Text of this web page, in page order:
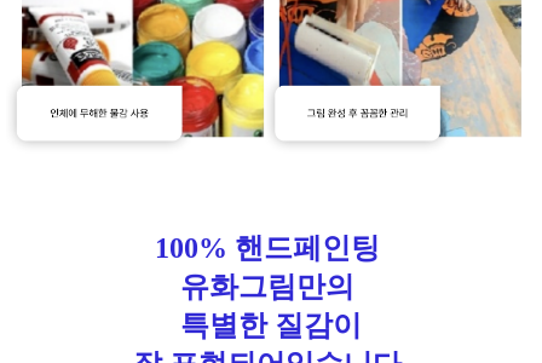
100% 핸드페인팅
유화그림만의
특별한 질감이